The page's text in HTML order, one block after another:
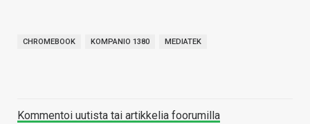
CHROMEBOOK KOMPANIO 1380 MEDIATEK
Kommentoi uutista tai artikkelia foorumilla